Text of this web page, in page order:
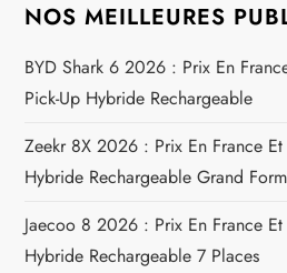
t
i
o
n
d
NOS MEILLEURES
BYD Shark 6 2026 : Prix En
Pick-Up Hybride Rechargeable
Zeekr 8X 2026 : Prix En France
Hybride Rechargeable Grand
Jaecoo 8 2026 : Prix En France
Hybride Rechargeable 7 Places